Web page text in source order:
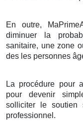
En outre,
diminuer la
sanitaire, une zone
des les personnes
La procédure pour
pour devenir
solliciter le soutien
professionnel.